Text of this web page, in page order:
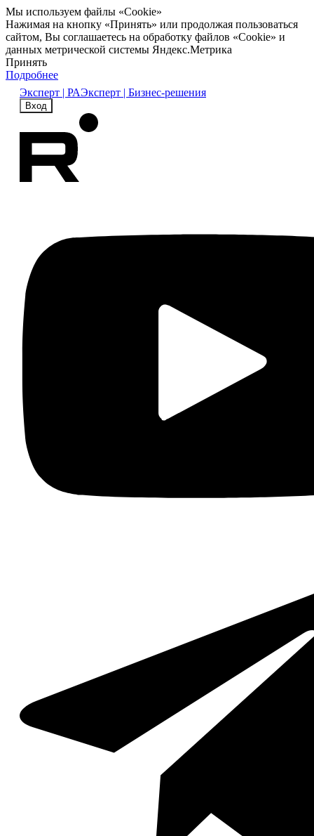
Мы используем файлы «Cookie»
Нажимая на кнопку «Принять» или продолжая пользоваться
сайтом, Вы соглашаетесь на обработку файлов «Cookie» и
данных метрической системы Яндекс.Метрика
Принять
Подробнее
Эксперт | РАЭксперт | Бизнес-решения
Вход